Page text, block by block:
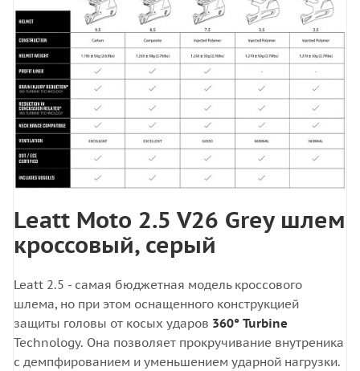
Leatt Moto 2.5 V26 Grey шлем
кроссовый, серый
Leatt 2.5 - самая бюджетная модель кроссового
шлема, но при этом оснащенного конструкцией
защиты головы от косых ударов 360° Turbine
Technology. Она позволяет прокручивание внутреника
с демпфированием и уменьшением ударной нагрузки.